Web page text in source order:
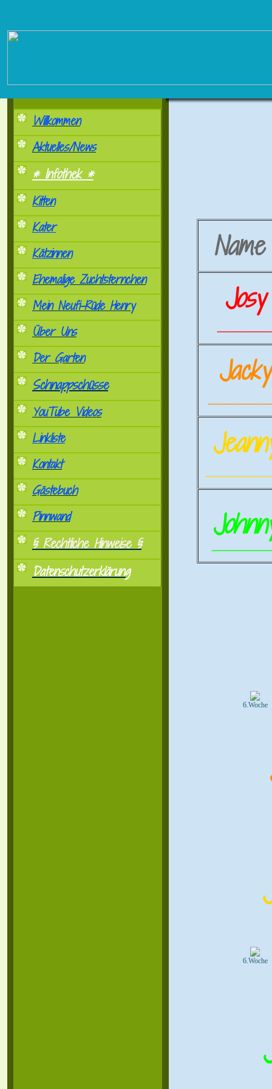
Willkommen
Aktuelles/News
* Infothek *
Kitten
Kater
Kätzinnen
Ehemalige Zuchtsternchen
Mein Neufi-Rüde Henry
Über Uns
Der Garten
Schnappschüsse
YouTube Videos
Linkliste
Kontakt
Gästebuch
Pinnwand
§ Rechtliche Hinweise §
Datenschutzerklärung
Josy
..............................................
6.Woche
6.Woche